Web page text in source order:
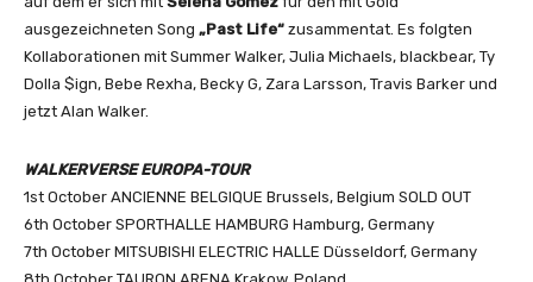
i
g
e
n
ausgezeichneten Song „Past Life“ zusammentat. Es folgten
Kollaborationen mit Summer Walker, Julia Michaels, blackbear, Ty
Dolla $ign, Bebe Rexha, Becky G, Zara Larsson, Travis Barker und
jetzt Alan Walker.
WALKERVERSE EUROPA-TOUR
1st October ANCIENNE BELGIQUE Brussels, Belgium SOLD OUT
6th October SPORTHALLE HAMBURG Hamburg, Germany
7th October MITSUBISHI ELECTRIC HALLE Düsseldorf, Germany